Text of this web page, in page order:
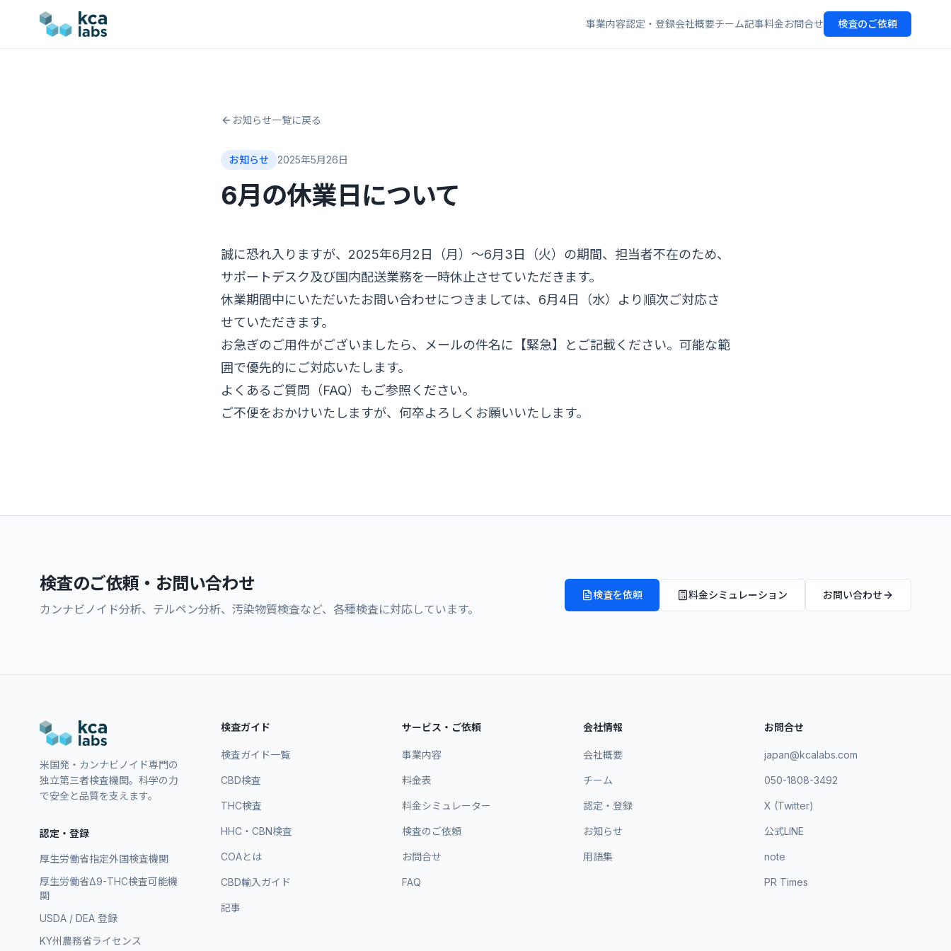
事業内容認定・登録会社概要チーム記事料金お問合せ 検査のご依頼
お知らせ一覧に戻る
お知らせ 2025年5月26日
6月の休業日について
誠に恐れ入りますが、2025年6月2日（月）〜6月3日（火）の期間、担当者不在のため、
サポートデスク及び国内配送業務を一時休止させていただきます。
休業期間中にいただいたお問い合わせにつきましては、6月4日（水）より順次ご対応さ
せていただきます。
お急ぎのご用件がございましたら、メールの件名に【緊急】とご記載ください。可能な範
囲で優先的にご対応いたします。
よくあるご質問（FAQ）もご参照ください。
ご不便をおかけいたしますが、何卒よろしくお願いいたします。
検査のご依頼・お問い合わせ
カンナビノイド分析、テルペン分析、汚染物質検査など、各種検査に対応しています。
検査を依頼 料金シミュレーション お問い合わせ
米国発・カンナビノイド専門の
独立第三者検査機関。科学の力
で安全と品質を支えます。
認定・登録
厚生労働省指定外国検査機関
厚生労働省Δ9-THC検査可能機
関
USDA / DEA 登録
KY州農務省ライセンス
検査ガイド
検査ガイド一覧
CBD検査
THC検査
HHC・CBN検査
COAとは
CBD輸入ガイド
記事
サービス・ご依頼
事業内容
料金表
料金シミュレーター
検査のご依頼
お問合せ
FAQ
会社情報
会社概要
チーム
認定・登録
お知らせ
用語集
お問合せ
japan@kcalabs.com
050-1808-3492
X (Twitter)
公式LINE
note
PR Times